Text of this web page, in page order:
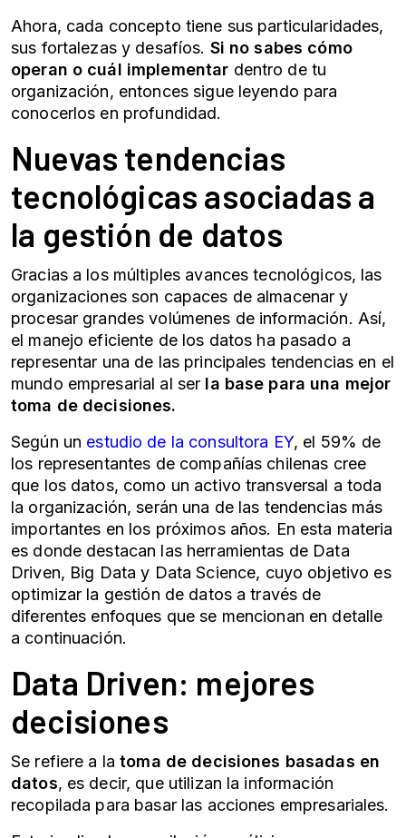
Ahora, cada concepto tiene sus particularidades,
sus fortalezas y desafíos. Si no sabes cómo
operan o cuál implementar dentro de tu
organización, entonces sigue leyendo para
conocerlos en profundidad.
Nuevas tendencias
tecnológicas asociadas a
la gestión de datos
Gracias a los múltiples avances tecnológicos, las
organizaciones son capaces de almacenar y
procesar grandes volúmenes de información. Así,
el manejo eficiente de los datos ha pasado a
representar una de las principales tendencias en el
mundo empresarial al ser la base para una mejor
toma de decisiones.
Según un estudio de la consultora EY, el 59% de
los representantes de compañías chilenas cree
que los datos, como un activo transversal a toda
la organización, serán una de las tendencias más
importantes en los próximos años. En esta materia
es donde destacan las herramientas de Data
Driven, Big Data y Data Science, cuyo objetivo es
optimizar la gestión de datos a través de
diferentes enfoques que se mencionan en detalle
a continuación.
Data Driven: mejores
decisiones
Se refiere a la toma de decisiones basadas en
datos, es decir, que utilizan la información
recopilada para basar las acciones empresariales.